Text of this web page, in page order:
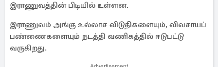
இராணுவத்தின் பிடியில் உள்ளன.
இராணுவம் அங்கு உல்லாச விடுதிகளையும், விவசாயப்
பண்ணைகளையும் நடத்தி வணிகத்தில் ஈடுபட்டு
வருகிறது.